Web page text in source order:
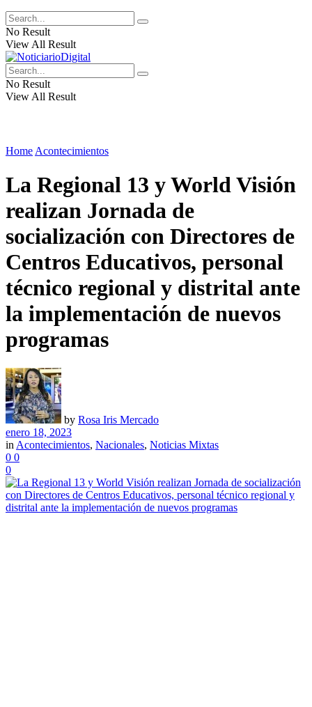
No Result
View All Result
No Result
View All Result
Home Acontecimientos
La Regional 13 y World Visión
realizan Jornada de
socialización con Directores de
Centros Educativos, personal
técnico regional y distrital ante
la implementación de nuevos
programas
by Rosa Iris Mercado
enero 18, 2023
in Acontecimientos, Nacionales, Noticias Mixtas
0 0
0